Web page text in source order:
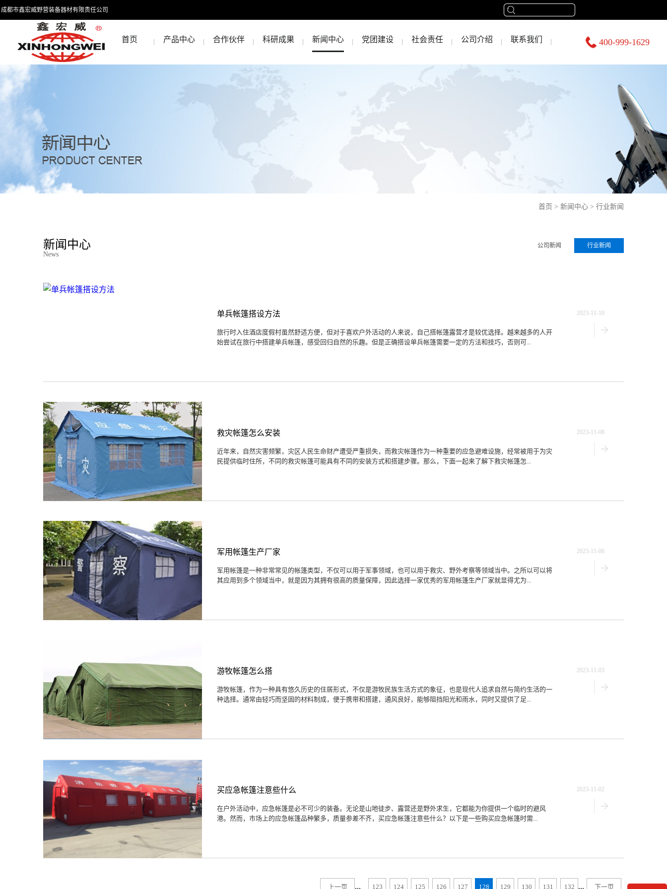
成都市鑫宏威野营装备器材有限责任公司
首页 产品中心 合作伙伴 科研成果 新闻中心 党团建设 社会责任 公司介绍 联系我们 400-999-1629
首页 > 新闻中心 > 行业新闻
新闻中心
News
公司新闻 行业新闻
单兵帐篷搭设方法 2023-11-10
旅行时入住酒店度假村虽然舒适方便，但对于喜欢户外活动的人来说，自己搭帐篷露营才是较优选择。越来越多的人开
始尝试在旅行中搭建单兵帐篷，感受回归自然的乐趣。但是正确搭设单兵帐篷需要一定的方法和技巧，否则可...
救灾帐篷怎么安装 2023-11-08
近年来，自然灾害频繁，灾区人民生命财产遭受严重损失，而救灾帐篷作为一种重要的应急避难设施，经常被用于为灾
民提供临时住所，不同的救灾帐篷可能具有不同的安装方式和搭建步骤。那么，下面一起来了解下救灾帐篷怎...
军用帐篷生产厂家 2023-11-06
军用帐篷是一种非常常见的帐篷类型，不仅可以用于军事领域，也可以用于救灾、野外考察等领域当中。之所以可以将
其应用到多个领域当中，就是因为其拥有很高的质量保障，因此选择一家优秀的军用帐篷生产厂家就显得尤为...
游牧帐篷怎么搭 2023-11-03
游牧帐篷，作为一种具有悠久历史的住居形式，不仅是游牧民族生活方式的象征，也是现代人追求自然与简约生活的一
种选择。通常由轻巧而坚固的材料制成，便于携带和搭建，通风良好，能够阻挡阳光和雨水，同时又提供了足...
买应急帐篷注意些什么 2023-11-02
在户外活动中，应急帐篷是必不可少的装备。无论是山地徒步、露营还是野外求生，它都能为你提供一个临时的避风
港。然而，市场上的应急帐篷品种繁多，质量参差不齐，买应急帐篷注意些什么？以下是一些购买应急帐篷时需...
上一页 ... 123 124 125 126 127 128 129 130 131 132 ... 下一页